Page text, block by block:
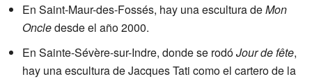
En Saint-Maur-des-Fossés, hay una escultura deMon
Oncledesde el año 2000.
En Sainte-Sévère-sur-Indre, donde se rodóJour de fête,
hay una escultura de Jacques Tati como el cartero de la